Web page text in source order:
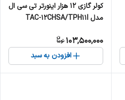
کولر گازی 12 هزار اینورتر تی سی ال
مدل TAC-12CHSA/TPH11I
103,500,000
افزودن به سبد